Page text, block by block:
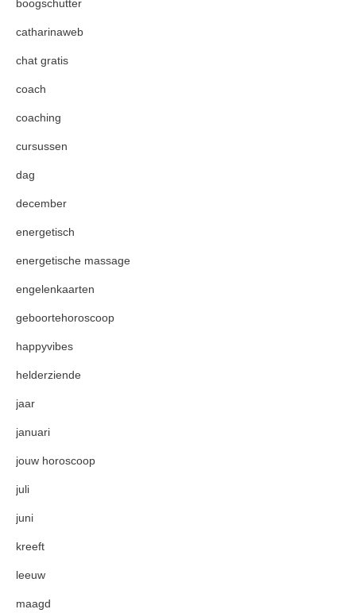
boogschutter
catharinaweb
chat gratis
coach
coaching
cursussen
dag
december
energetisch
energetische massage
engelenkaarten
geboortehoroscoop
happyvibes
helderziende
jaar
januari
jouw horoscoop
juli
juni
kreeft
leeuw
maagd